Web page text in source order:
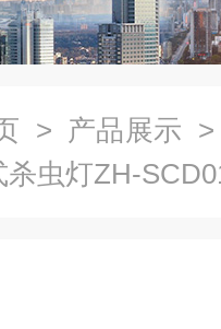
> 产品展示
虫灯ZH-